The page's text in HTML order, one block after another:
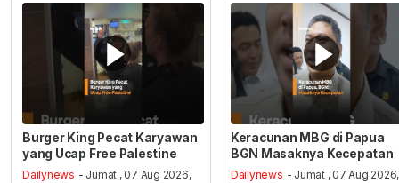
Burger King Pecat Karyawan
yang Ucap Free Palestine
Dailynews - Jumat , 07 Aug 2026,
Keracunan MBG di Papua
BGN Masaknya Kecepatan
Dailynews - Jumat , 07 Aug 2026,